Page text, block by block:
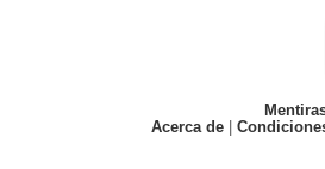
Acerca de